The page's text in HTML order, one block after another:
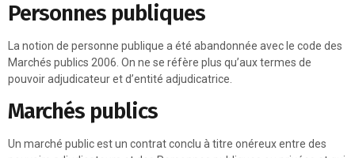
Personnes publiques
La notion de personne publique a été abandonnée avec le code des
Marchés publics 2006. On ne se réfère plus qu’aux termes de
pouvoir adjudicateur et d’entité adjudicatrice.
Marchés publics
Un marché public est un contrat conclu à titre onéreux entre des